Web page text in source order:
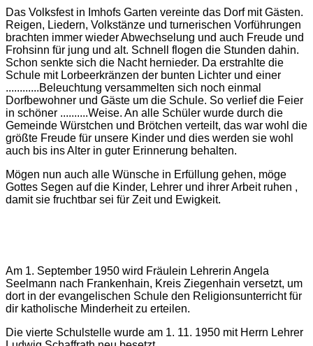
Das Volksfest in Imhofs Garten vereinte das Dorf mit Gästen.
Reigen, Liedern, Volkstänze und turnerischen Vorführungen
brachten immer wieder Abwechselung und auch Freude und
Frohsinn für jung und alt. Schnell flogen die Stunden dahin.
Schon senkte sich die Nacht hernieder. Da erstrahlte die
Schule mit Lorbeerkränzen der bunten Lichter und einer
............Beleuchtung versammelten sich noch einmal
Dorfbewohner und Gäste um die Schule. So verlief die Feier
in schöner ..........Weise. An alle Schüler wurde durch die
Gemeinde Würstchen und Brötchen verteilt, das war wohl die
größte Freude für unsere Kinder und dies werden sie wohl
auch bis ins Alter in guter Erinnerung behalten.
Mögen nun auch alle Wünsche in Erfüllung gehen, möge
Gottes Segen auf die Kinder, Lehrer und ihrer Arbeit ruhen ,
damit sie fruchtbar sei für Zeit und Ewigkeit.
Am 1. September 1950 wird Fräulein Lehrerin Angela
Seelmann nach Frankenhain, Kreis Ziegenhain versetzt, um
dort in der evangelischen Schule den Religionsunterricht für
dir katholische Minderheit zu erteilen.
Die vierte Schulstelle wurde am 1. 11. 1950 mit Herrn Lehrer